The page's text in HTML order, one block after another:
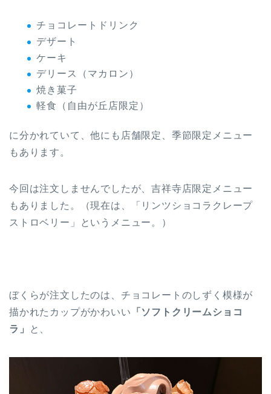
チョコレートドリンク
デザート
ケーキ
デリース（マカロン）
焼き菓子
軽食（自由が丘店限定）
に分かれていて、他にも店舗限定、季節限定メニュー
もあります。
今回は注文しませんでしたが、吉祥寺店限定メニュー
もありました。（現在は、「リンツショコラクレープ
ストロベリー」というメニュー。）
ぼくらが注文したのは、チョコレートのしずく模様が
描かれたカップがかわいい 「ソフトクリームショコ
ラ」
と、